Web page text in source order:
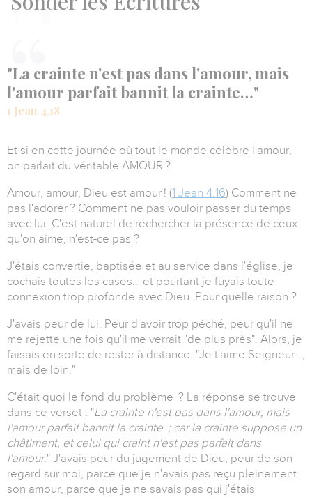
"La crainte n'est pas dans l'amour, mais
l'amour parfait bannit la crainte…"
1 Jean 4.18
Et si en cette journée où tout le monde célèbre l'amour,
on parlait du véritable AMOUR ?
Amour, amour, Dieu est amour ! (1 Jean 4.16) Comment ne
pas l'adorer ? Comment ne pas vouloir passer du temps
avec lui. C'est naturel de rechercher la présence de ceux
qu'on aime, n'est-ce pas ?
J'étais convertie, baptisée et au service dans l'église, je
cochais toutes les cases… et pourtant je fuyais toute
connexion trop profonde avec Dieu. Pour quelle raison ?
J'avais peur de lui. Peur d'avoir trop péché, peur qu'il ne
me rejette une fois qu'il me verrait "de plus près". Alors, je
faisais en sorte de rester à distance. "Je t'aime Seigneur…,
mais de loin."
C'était quoi le fond du problème ? La réponse se trouve
dans ce verset : "La crainte n'est pas dans l'amour, mais
l'amour parfait bannit la crainte ; car la crainte suppose un
châtiment, et celui qui craint n'est pas parfait dans
l'amour." J'avais peur du jugement de Dieu, peur de son
regard sur moi, parce que je n'avais pas reçu pleinement
son amour, parce que je ne savais pas qui j'étais